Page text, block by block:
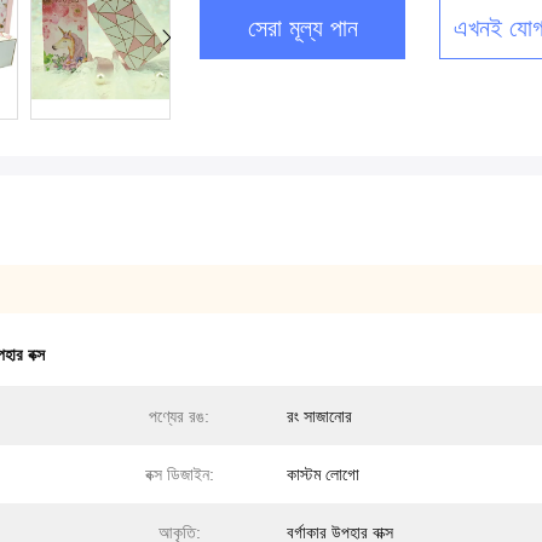
সেরা মূল্য পান এখনই
বক্স
পণ্যের রঙ: রং সাজানোর
বক্স ডিজাইন: কাস্টম লোগো
আকৃতি: বর্গাকার উপহার বাক্স